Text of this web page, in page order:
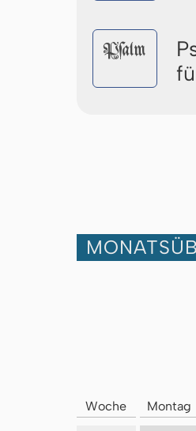
Pſalm
Woche Montag